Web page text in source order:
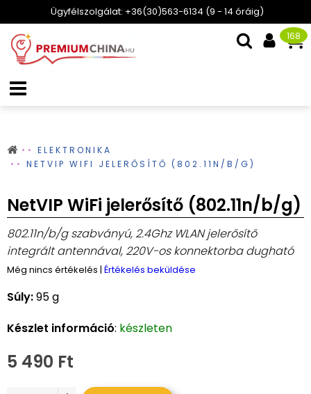
Ügyfélszolgálat: +36(30)563-6134 (9 - 14 óráig)
168
ELEKTRONIKA
NETVIP WIFI JELERŐSÍTŐ (802.11N/B/G)
NetVIP WiFi jelerősítő (802.11n/b/g)
802.11n/b/g szabványú, 2.4Ghz WLAN jelerősítő
integrált antennával, 220V-os konnektorba dugható
Még nincs értékelés | Értékelés beküldése
Súly:95 g
Készlet információ: készleten
5 490 Ft